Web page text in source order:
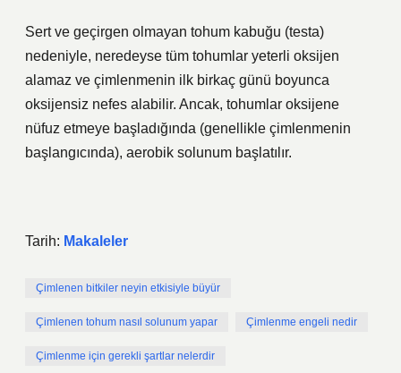
Sert ve geçirgen olmayan tohum kabuğu (testa)
nedeniyle, neredeyse tüm tohumlar yeterli oksijen
alamaz ve çimlenmenin ilk birkaç günü boyunca
oksijensiz nefes alabilir. Ancak, tohumlar oksijene
nüfuz etmeye başladığında (genellikle çimlenmenin
başlangıcında), aerobik solunum başlatılır.
Tarih: Makaleler
Çimlenen bitkiler neyin etkisiyle büyür
Çimlenen tohum nasıl solunum yapar Çimlenme engeli nedir
Çimlenme için gerekli şartlar nelerdir